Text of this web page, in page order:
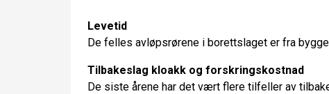
Levetid
De felles avløpsrørene i borettslaget er fra
Tilbakeslag kloakk og forskringskostnad
De siste årene har det vært flere tilfeller av